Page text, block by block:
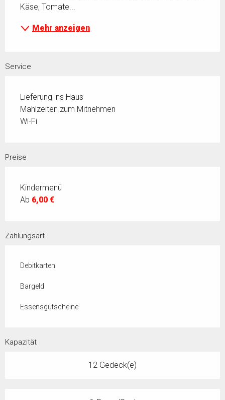
Käse, Tomate...
Mehr anzeigen
Service
Lieferung ins Haus
Mahlzeiten zum Mitnehmen
Wi-Fi
Preise
Kindermenü
Ab 6,00 €
Zahlungsart
Debitkarten
Bargeld
Essensgutscheine
Kapazität
12 Gedeck(e)